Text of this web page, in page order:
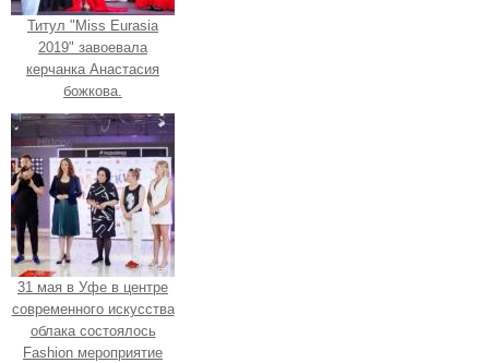
Титул "Miss Eurasia
2019" завоевала
керчанка Анастасия
божкова.
31 мая в Уфе в центре
современного искусства
облака состоялось
Fashion мероприятие